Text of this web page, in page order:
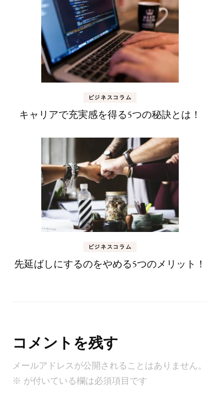
ビジネスコラム
キャリアで充実感を得る5つの秘訣とは！
ビジネスコラム
先延ばしにするのをやめる5つのメリット！
コメントを残す
メールアドレスが公開されることはありません。
※ が付いている欄は必須項目です